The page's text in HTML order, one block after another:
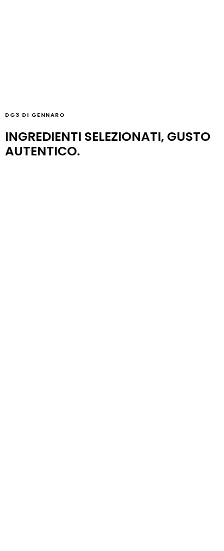
DG3 DI GENNARO
INGREDIENTI SELEZIONATI, GUSTO
AUTENTICO.